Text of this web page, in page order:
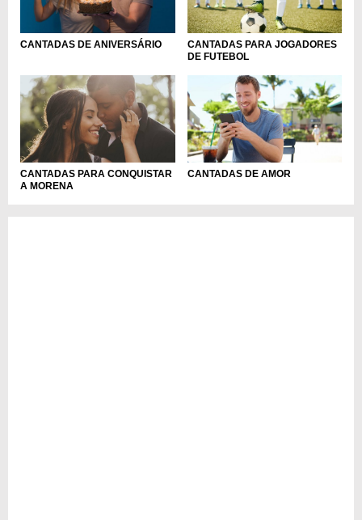
CANTADAS DE ANIVERSÁRIO
CANTADAS PARA JOGADORES
DE FUTEBOL
CANTADAS PARA CONQUISTAR
A MORENA
CANTADAS DE AMOR